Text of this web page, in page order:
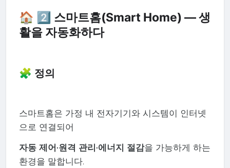
🏠 2️⃣ 스마트홈(Smart Home) — 생
활을 자동화하다
🧩 정의
스마트홈은 가정 내 전자기기와 시스템이 인터넷
으로 연결되어
자동 제어·원격 관리·에너지 절감을 가능하게 하는
환경을 말합니다.